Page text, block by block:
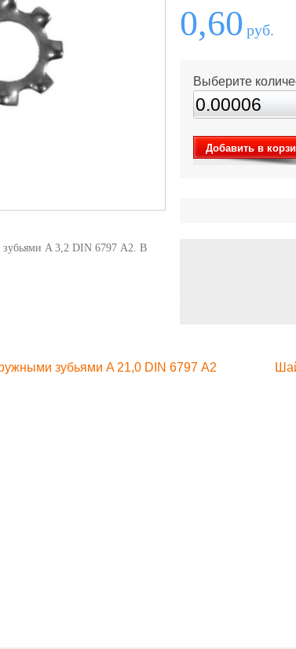
A 3,2 DIN 6797 А2. В
0,60 руб.
Выберите
Добавить в
зубьями A 21,0 DIN 6797 А2